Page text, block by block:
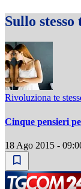
Sullo stesso
Rivoluziona te
Cinque pensieri
18 Ago 2015 -